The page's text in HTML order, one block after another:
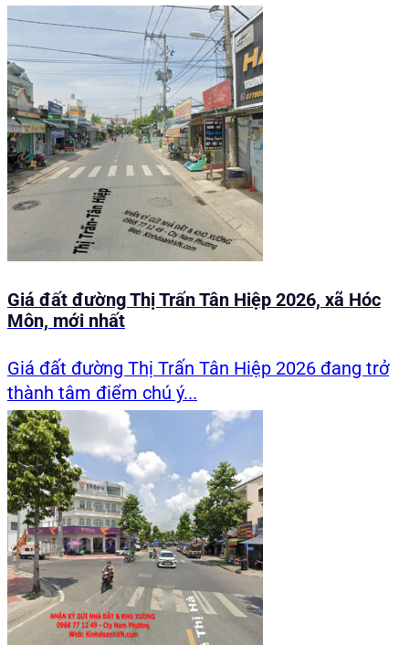
Giá đất đường Thị Trấn Tân Hiệp 2026, xã Hóc
Môn, mới nhất
Giá đất đường Thị Trấn Tân Hiệp 2026 đang trở
thành tâm điểm chú ý...